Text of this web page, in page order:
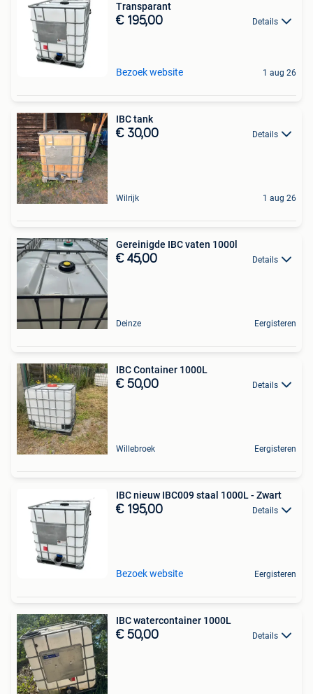
Transparant
€ 195,00 Details
Bezoek website 1 aug 26
IBC tank
€ 30,00 Details
Wilrijk 1 aug 26
Gereinigde IBC vaten 1000l
€ 45,00 Details
Deinze Eergisteren
IBC Container 1000L
€ 50,00 Details
Willebroek Eergisteren
IBC nieuw IBC009 staal 1000L - Zwart
€ 195,00 Details
Bezoek website Eergisteren
IBC watercontainer 1000L
€ 50,00 Details